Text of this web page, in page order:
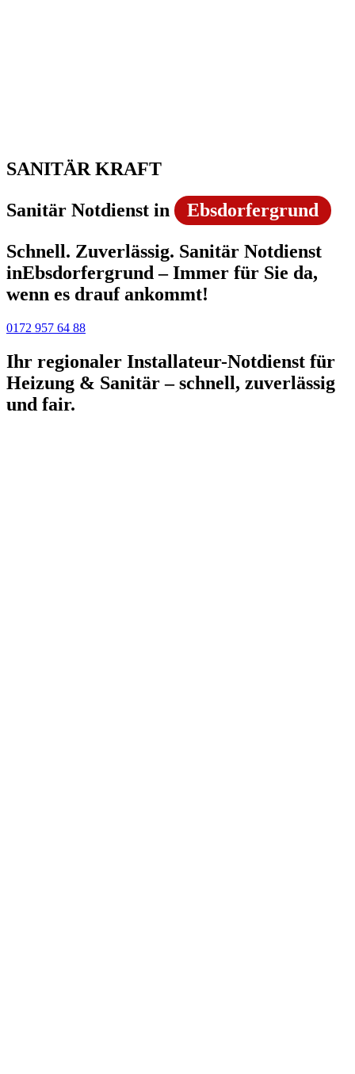
SANITÄR KRAFT
Sanitär Notdienst in
Ebsdorfergrund
Schnell. Zuverlässig. Sanitär Notdienst
inEbsdorfergrund – Immer für Sie da,
wenn es drauf ankommt!
0172 957 64 88
Ihr regionaler Installateur-Notdienst für
Heizung & Sanitär – schnell, zuverlässig
und fair.